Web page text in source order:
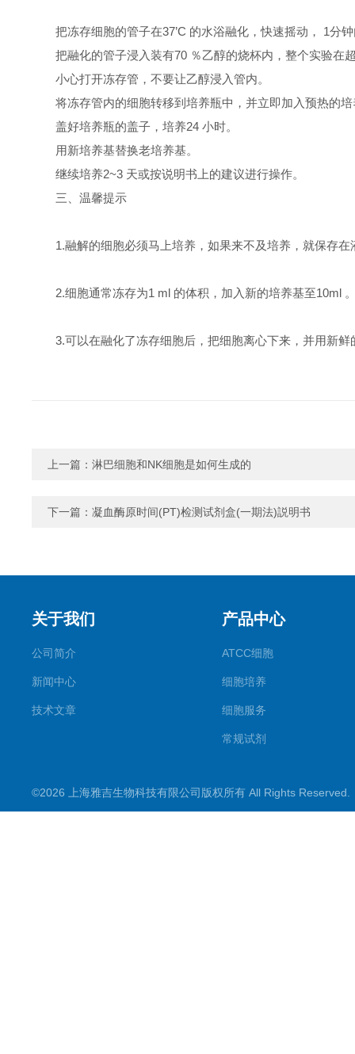
把冻存细胞的管子在37’C 的水浴融化，快速摇动， 1分
把融化的管子浸入装有70 ％乙醇的烧杯内，整个实验在
小心打开冻存管，不要让乙醇浸入管内。
将冻存管内的细胞转移到培养瓶中，并立即加入预热的
盖好培养瓶的盖子，培养24 小时。
用新培养基替换老培养基。
继续培养2~3 天或按说明书上的建议进行操作。
三、温馨提示
1.融解的细胞必须马上培养，如果来不及培养，就保存在
2.细胞通常冻存为1 ml 的体积，加入新的培养基至10ml
3.可以在融化了冻存细胞后，把细胞离心下来，并用新
上一篇： 淋巴细胞和NK细胞是如何生成的
下一篇： 凝血酶原时间(PT)检测试剂盒(一期法)説明书
关于我们
公司简介
新闻中心
技术文章
产品中心
ATCC细胞
细胞培养
细胞服务
常规试剂
PCR试剂盒
©2026 上海雅吉生物科技有限公司版权所有 All Rights